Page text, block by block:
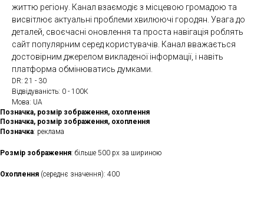
життю регіону. Канал взаємодіє з місцевою громадою та
висвітлює актуальні проблеми хвилюючі городян. Увага до
деталей, своєчасні оновлення та проста навігація роблять
сайт популярним серед користувачів. Канал вважається
достовірним джерелом викладеної інформації, і навіть
платформа обмінюватись думками.
DR: 21 - 30
Відвідуваність: 0 - 100К
Мова: UA
Позначка, розмір зображення, охоплення
Позначка, розмір зображення, охоплення
Позначка: реклама
Розмір зображення: більше 500 рх за шириною
Охоплення (середнє значення): 400